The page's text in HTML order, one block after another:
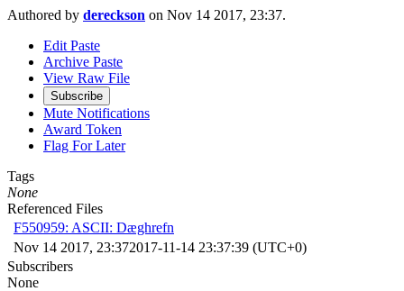
Authored by dereckson on Nov 14 2017, 23:37.
Edit Paste
Archive Paste
View Raw File
Subscribe
Mute Notifications
Award Token
Flag For Later
Tags
None
Referenced Files
F550959: ASCII: Dæghrefn
Nov 14 2017, 23:372017-11-14 23:37:39 (UTC+0)
Subscribers
None